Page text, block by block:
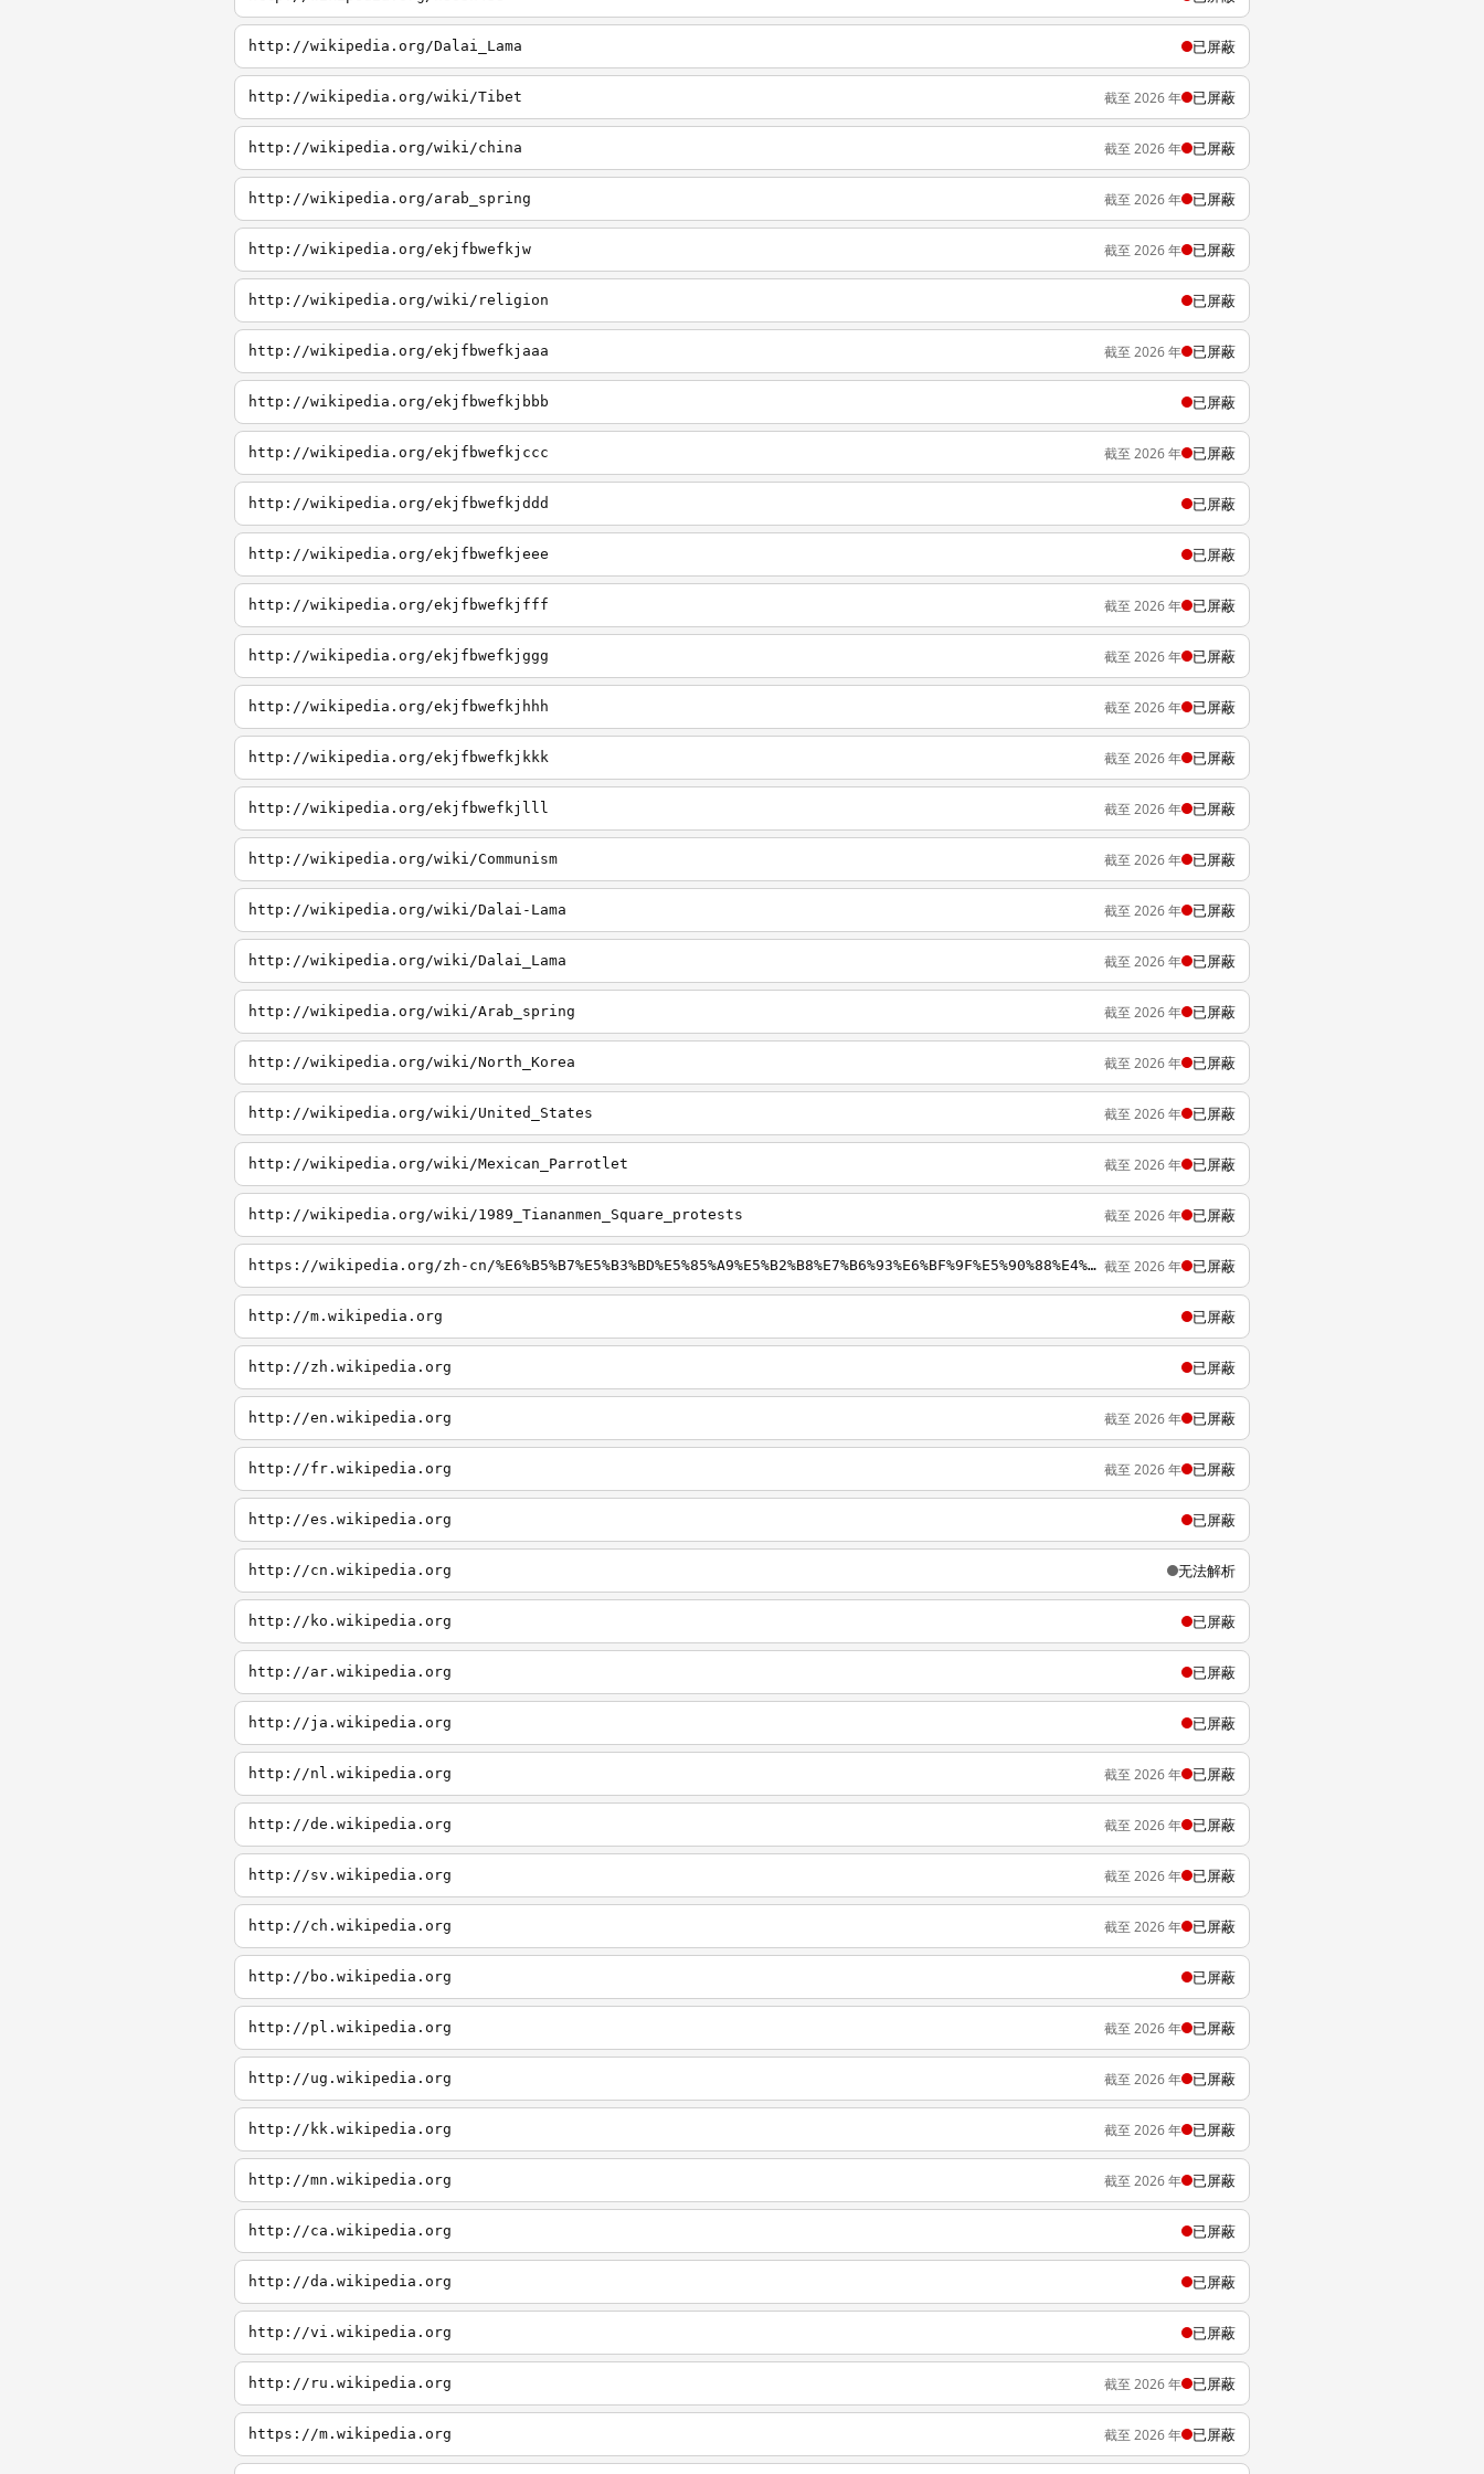
http://wikipedia.org/Dalai_Lama 已屏蔽
http://wikipedia.org/wiki/Tibet 截至 2026 年 已屏蔽
http://wikipedia.org/wiki/china 截至 2026 年 已屏蔽
http://wikipedia.org/arab_spring 截至 2026 年 已屏蔽
http://wikipedia.org/ekjfbwefkjw 截至 2026 年 已屏蔽
http://wikipedia.org/wiki/religion 已屏蔽
http://wikipedia.org/ekjfbwefkjaaa 截至 2026 年 已屏蔽
http://wikipedia.org/ekjfbwefkjbbb 已屏蔽
http://wikipedia.org/ekjfbwefkjccc 截至 2026 年 已屏蔽
http://wikipedia.org/ekjfbwefkjddd 已屏蔽
http://wikipedia.org/ekjfbwefkjeee 已屏蔽
http://wikipedia.org/ekjfbwefkjfff 截至 2026 年 已屏蔽
http://wikipedia.org/ekjfbwefkjggg 截至 2026 年 已屏蔽
http://wikipedia.org/ekjfbwefkjhhh 截至 2026 年 已屏蔽
http://wikipedia.org/ekjfbwefkjkkk 截至 2026 年 已屏蔽
http://wikipedia.org/ekjfbwefkjlll 截至 2026 年 已屏蔽
http://wikipedia.org/wiki/Communism 截至 2026 年 已屏蔽
http://wikipedia.org/wiki/Dalai-Lama 截至 2026 年 已屏蔽
http://wikipedia.org/wiki/Dalai_Lama 截至 2026 年 已屏蔽
http://wikipedia.org/wiki/Arab_spring 截至 2026 年 已屏蔽
http://wikipedia.org/wiki/North_Korea 截至 2026 年 已屏蔽
http://wikipedia.org/wiki/United_States 截至 2026 年 已屏蔽
http://wikipedia.org/wiki/Mexican_Parrotlet 截至 2026 年 已屏蔽
http://wikipedia.org/wiki/1989_Tiananmen_Square_protests 截至 2026 年 已屏蔽
https://wikipedia.org/zh-cn/%E6%B5%B7%E5%B3%BD%E5%85%A9%E5%B2%B8%E7%B6%93%E6%BF%9F%E5%90%88%E4%BD%9C%E6%9E%B6%E6%A7%8B%E5%8D%94%E8%AD%B0 截至 2026 年 已屏蔽
http://m.wikipedia.org 已屏蔽
http://zh.wikipedia.org 已屏蔽
http://en.wikipedia.org 截至 2026 年 已屏蔽
http://fr.wikipedia.org 截至 2026 年 已屏蔽
http://es.wikipedia.org 已屏蔽
http://cn.wikipedia.org 无法解析
http://ko.wikipedia.org 已屏蔽
http://ar.wikipedia.org 已屏蔽
http://ja.wikipedia.org 已屏蔽
http://nl.wikipedia.org 截至 2026 年 已屏蔽
http://de.wikipedia.org 截至 2026 年 已屏蔽
http://sv.wikipedia.org 截至 2026 年 已屏蔽
http://ch.wikipedia.org 截至 2026 年 已屏蔽
http://bo.wikipedia.org 已屏蔽
http://pl.wikipedia.org 截至 2026 年 已屏蔽
http://ug.wikipedia.org 截至 2026 年 已屏蔽
http://kk.wikipedia.org 截至 2026 年 已屏蔽
http://mn.wikipedia.org 截至 2026 年 已屏蔽
http://ca.wikipedia.org 已屏蔽
http://da.wikipedia.org 已屏蔽
http://vi.wikipedia.org 已屏蔽
http://ru.wikipedia.org 截至 2026 年 已屏蔽
https://m.wikipedia.org 截至 2026 年 已屏蔽